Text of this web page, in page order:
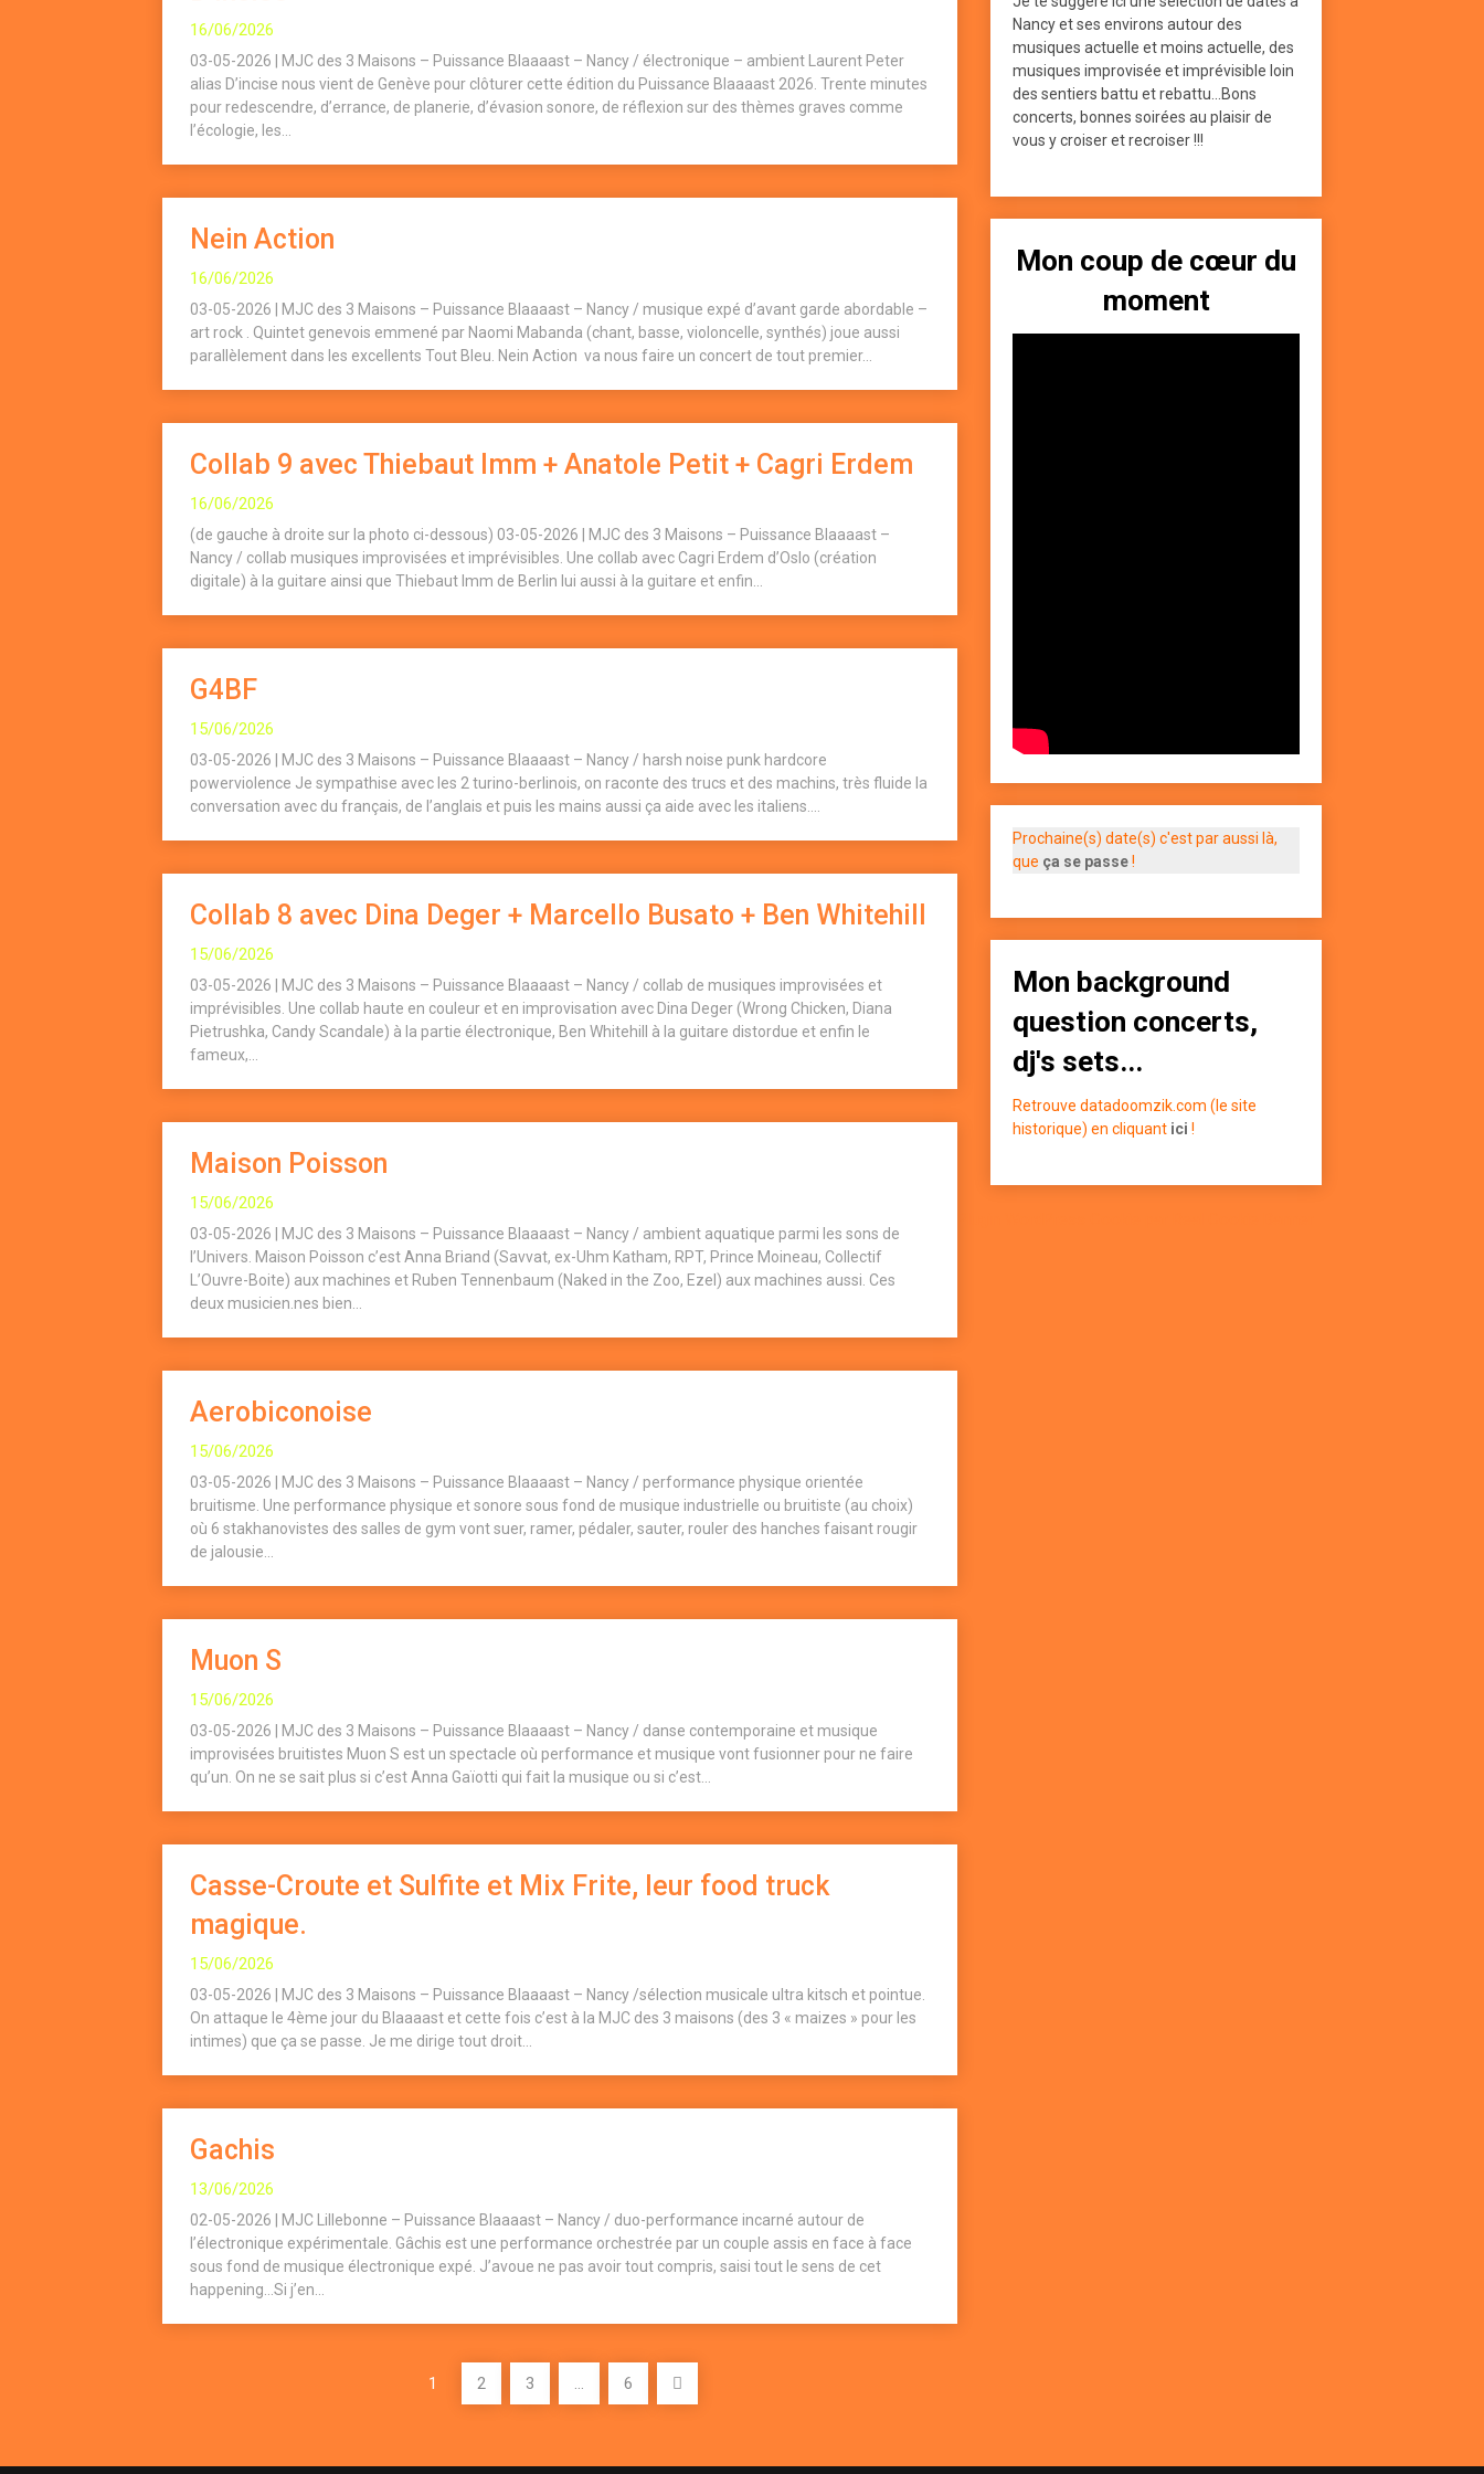
16/06/2026
03-05-2026 | MJC des 3 Maisons – Puissance Blaaaast – Nancy / électronique – ambient Laurent Peter
alias D’incise nous vient de Genève pour clôturer cette édition du Puissance Blaaaast 2026. Trente minutes
pour redescendre, d’errance, de planerie, d’évasion sonore, de réflexion sur des thèmes graves comme
l’écologie, les...
Nein Action
16/06/2026
03-05-2026 | MJC des 3 Maisons – Puissance Blaaaast – Nancy / musique expé d’avant garde abordable –
art rock . Quintet genevois emmené par Naomi Mabanda (chant, basse, violoncelle, synthés) joue aussi
parallèlement dans les excellents Tout Bleu. Nein Action va nous faire un concert de tout premier...
Collab 9 avec Thiebaut Imm + Anatole Petit + Cagri Erdem
16/06/2026
(de gauche à droite sur la photo ci-dessous) 03-05-2026 | MJC des 3 Maisons – Puissance Blaaaast –
Nancy / collab musiques improvisées et imprévisibles. Une collab avec Cagri Erdem d’Oslo (création
digitale) à la guitare ainsi que Thiebaut Imm de Berlin lui aussi à la guitare et enfin...
G4BF
15/06/2026
03-05-2026 | MJC des 3 Maisons – Puissance Blaaaast – Nancy / harsh noise punk hardcore
powerviolence Je sympathise avec les 2 turino-berlinois, on raconte des trucs et des machins, très fluide la
conversation avec du français, de l’anglais et puis les mains aussi ça aide avec les italiens....
Collab 8 avec Dina Deger + Marcello Busato + Ben Whitehill
15/06/2026
03-05-2026 | MJC des 3 Maisons – Puissance Blaaaast – Nancy / collab de musiques improvisées et
imprévisibles. Une collab haute en couleur et en improvisation avec Dina Deger (Wrong Chicken, Diana
Pietrushka, Candy Scandale) à la partie électronique, Ben Whitehill à la guitare distordue et enfin le
fameux,...
Maison Poisson
15/06/2026
03-05-2026 | MJC des 3 Maisons – Puissance Blaaaast – Nancy / ambient aquatique parmi les sons de
l’Univers. Maison Poisson c’est Anna Briand (Savvat, ex-Uhm Katham, RPT, Prince Moineau, Collectif
L’Ouvre-Boite) aux machines et Ruben Tennenbaum (Naked in the Zoo, Ezel) aux machines aussi. Ces
deux musicien.nes bien...
Aerobiconoise
15/06/2026
03-05-2026 | MJC des 3 Maisons – Puissance Blaaaast – Nancy / performance physique orientée
bruitisme. Une performance physique et sonore sous fond de musique industrielle ou bruitiste (au choix)
où 6 stakhanovistes des salles de gym vont suer, ramer, pédaler, sauter, rouler des hanches faisant rougir
de jalousie...
Muon S
15/06/2026
03-05-2026 | MJC des 3 Maisons – Puissance Blaaaast – Nancy / danse contemporaine et musique
improvisées bruitistes Muon S est un spectacle où performance et musique vont fusionner pour ne faire
qu’un. On ne se sait plus si c’est Anna Gaïotti qui fait la musique ou si c’est...
Casse-Croute et Sulfite et Mix Frite, leur food truck
magique.
15/06/2026
03-05-2026 | MJC des 3 Maisons – Puissance Blaaaast – Nancy /sélection musicale ultra kitsch et pointue.
On attaque le 4ème jour du Blaaaast et cette fois c’est à la MJC des 3 maisons (des 3 « maizes » pour les
intimes) que ça se passe. Je me dirige tout droit...
Gachis
13/06/2026
02-05-2026 | MJC Lillebonne – Puissance Blaaaast – Nancy / duo-performance incarné autour de
l’électronique expérimentale. Gâchis est une performance orchestrée par un couple assis en face à face
sous fond de musique électronique expé. J’avoue ne pas avoir tout compris, saisi tout le sens de cet
happening…Si j’en...
publications
1 2 3 … 6
Nancy et ses environs autour des
musiques actuelle et moins actuelle, des
musiques improvisée et imprévisible loin
des sentiers battu et rebattu...Bons
concerts, bonnes soirées au plaisir de
vous y croiser et recroiser !!!
Mon coup de cœur du
moment
Prochaine(s) date(s) c'est par aussi là,
que ça se passe!
Mon background
question concerts,
dj's sets...
Retrouve datadoomzik.com (le site
historique) en cliquant ici !